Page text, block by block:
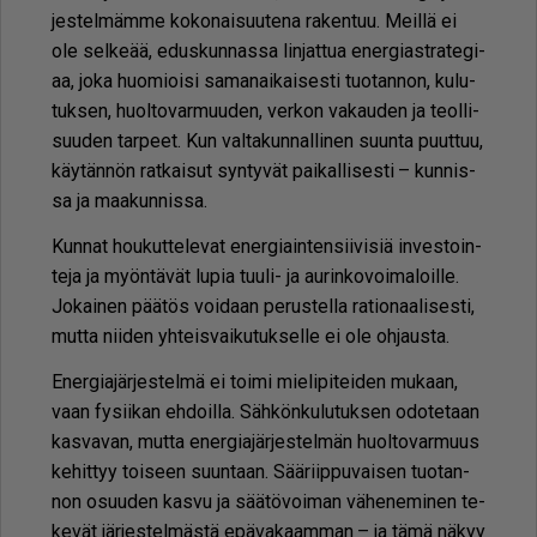
jes­tel­mäm­me ko­ko­nai­suu­te­na ra­ken­tuu. Meil­lä ei
ole sel­ke­ää, edus­kun­nas­sa lin­jat­tua ener­gi­ast­ra­te­gi­
aa, joka huo­mi­oi­si sa­ma­nai­kai­ses­ti tuo­tan­non, ku­lu­
tuk­sen, huol­to­var­muu­den, ver­kon va­kau­den ja te­ol­li­
suu­den tar­peet. Kun val­ta­kun­nal­li­nen suun­ta puut­tuu,
käy­tän­nön rat­kai­sut syn­ty­vät pai­kal­li­ses­ti – kun­nis­
sa ja maa­kun­nis­sa.
Kun­nat hou­kut­te­le­vat ener­gi­ain­ten­sii­vi­siä in­ves­toin­
te­ja ja myön­tä­vät lu­pia tuu­li- ja au­rin­ko­voi­ma­loil­le.
Jo­kai­nen pää­tös voi­daan pe­rus­tel­la ra­ti­o­naa­li­ses­ti,
mut­ta nii­den yh­teis­vai­ku­tuk­sel­le ei ole oh­jaus­ta.
Ener­gi­a­jär­jes­tel­mä ei toi­mi mie­li­pi­tei­den mu­kaan,
vaan fy­sii­kan eh­doil­la. Säh­kön­ku­lu­tuk­sen odo­te­taan
kas­va­van, mut­ta ener­gi­a­jär­jes­tel­män huol­to­var­muus
ke­hit­tyy toi­seen suun­taan. Sää­riip­pu­vai­sen tuo­tan­
non osuu­den kas­vu ja sää­tö­voi­man vä­he­ne­mi­nen te­
ke­vät jär­jes­tel­mäs­tä epä­va­kaam­man – ja tämä nä­kyy